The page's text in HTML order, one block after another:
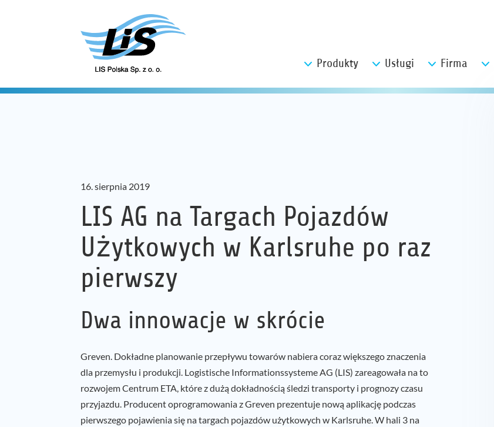
Produkty Usługi Firma
16. sierpnia 2019
LIS AG na Targach Pojazdów
Użytkowych w Karlsruhe po raz
pierwszy
Dwa innowacje w skrócie
Greven. Dokładne planowanie przepływu towarów nabiera coraz większego znaczenia
dla przemysłu i produkcji. Logistische Informationssysteme AG (LIS) zareagowała na to
rozwojem Centrum ETA, które z dużą dokładnością śledzi transporty i prognozy czasu
przyjazdu. Producent oprogramowania z Greven prezentuje nową aplikację podczas
pierwszego pojawienia się na targach pojazdów użytkowych w Karlsruhe. W hali 3 na